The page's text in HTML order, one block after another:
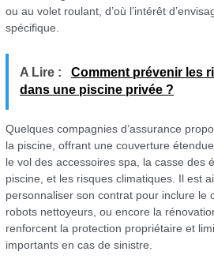
ou au volet roulant, d’où l’intérêt
spécifique.
A Lire :
Comment prévenir les
dans une piscine privée ?
Quelques compagnies d’assurance
la piscine, offrant une couverture
le vol des accessoires spa, la casse des
piscine, et les risques climatiques. Il est
personnaliser son contrat pour inclure le
robots nettoyeurs, ou encore la
renforcent la protection propriétaire et
importants en cas de sinistre.